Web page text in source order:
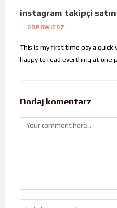
instagram takipçi satın
ODPOWIEDZ
This is my first time pay a quick
happy to read everthing at one
Dodaj komentarz